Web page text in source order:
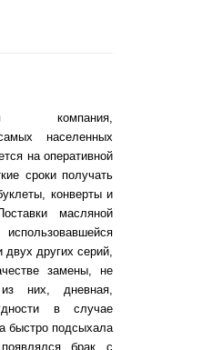
компания,
населенных
на оперативной
сроки получать
конверты и
масляной
двух других серий,
замены, не
них, дневная,
в случае
быстро подсыхала
брак с